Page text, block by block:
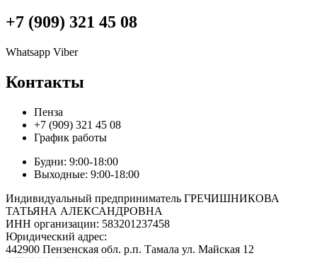
+7 (909) 321 45 08
Whatsapp Viber
Контакты
Пенза
+7 (909) 321 45 08
График работы
Будни: 9:00-18:00
Выходные: 9:00-18:00
Индивидуальный предприниматель ГРЕЧИШНИКОВА
ТАТЬЯНА АЛЕКСАНДРОВНА
ИНН организации: 583201237458
Юридический адрес:
442900 Пензенская обл. р.п. Тамала ул. Майская 12